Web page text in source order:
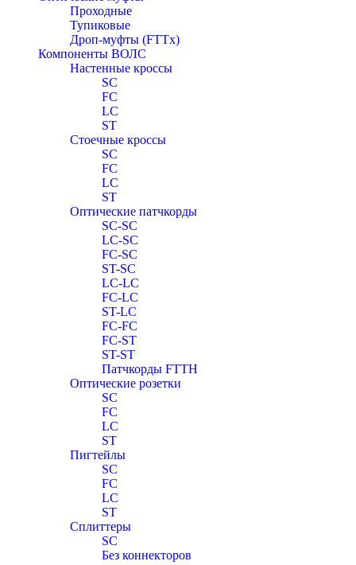
Проходные
Тупиковые
Дроп-муфты (FTTx)
Компоненты ВОЛС
Настенные кроссы
SC
FC
LC
ST
Стоечные кроссы
SC
FC
LC
ST
Оптические патчкорды
SC-SC
LC-SC
FC-SC
ST-SC
LC-LC
FC-LC
ST-LC
FC-FC
FC-ST
ST-ST
Патчкорды FTTH
Оптические розетки
SC
FC
LC
ST
Пигтейлы
SC
FC
LC
ST
Сплиттеры
SC
Без коннекторов